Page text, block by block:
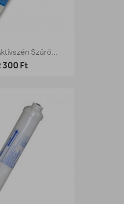
Szűrő...
300 Ft